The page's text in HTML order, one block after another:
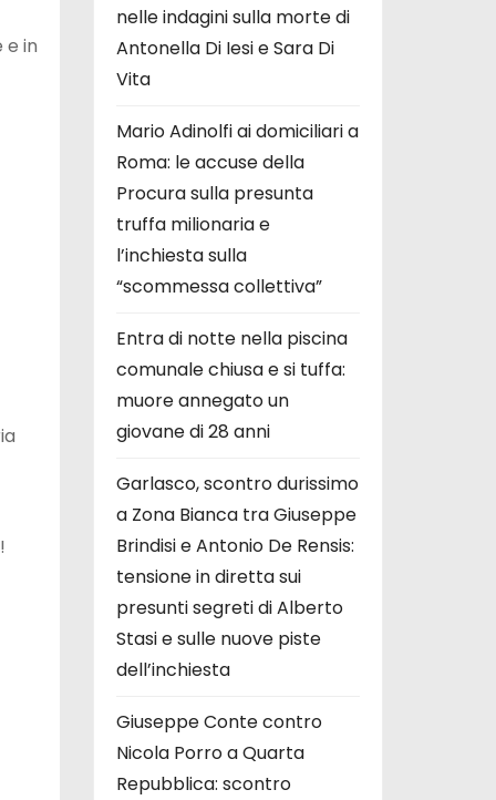
e in
nelle indagini sulla morte di
Antonella Di Iesi e Sara Di
Vita
Mario Adinolfi ai domiciliari a
Roma: le accuse della
Procura sulla presunta
truffa milionaria e
l’inchiesta sulla
“scommessa collettiva”
Entra di notte nella piscina
comunale chiusa e si tuffa:
muore annegato un
giovane di 28 anni
Garlasco, scontro durissimo
a Zona Bianca tra Giuseppe
Brindisi e Antonio De Rensis:
tensione in diretta sui
presunti segreti di Alberto
Stasi e sulle nuove piste
dell’inchiesta
Giuseppe Conte contro
Nicola Porro a Quarta
Repubblica: scontro